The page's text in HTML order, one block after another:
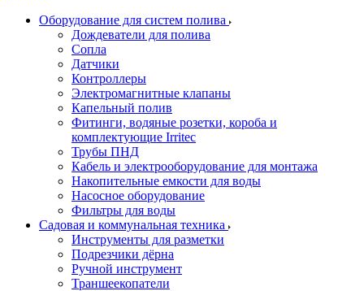
Оборудование для систем полива
Дождеватели для полива
Сопла
Датчики
Контроллеры
Электромагнитные клапаны
Капельный полив
Фитинги, водяные розетки, короба и
комплектующие Irritec
Трубы ПНД
Кабель и электрооборудование для монтажа
Накопительные емкости для воды
Насосное оборудование
Фильтры для воды
Садовая и коммунальная техника
Инструменты для разметки
Подрезчики дёрна
Ручной инструмент
Траншеекопатели